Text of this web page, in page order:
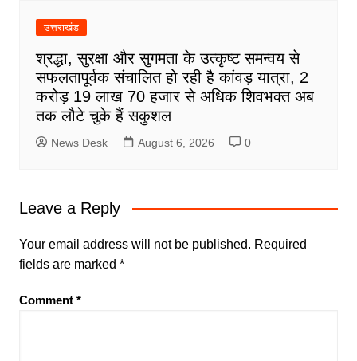
उत्तराखंड
श्रद्धा, सुरक्षा और सुगमता के उत्कृष्ट समन्वय से
सफलतापूर्वक संचालित हो रही है कांवड़ यात्रा, 2
करोड़ 19 लाख 70 हजार से अधिक शिवभक्त अब
तक लौटे चुके हैं सकुशल
News Desk August 6, 2026 0
Leave a Reply
Your email address will not be published. Required
fields are marked *
Comment *